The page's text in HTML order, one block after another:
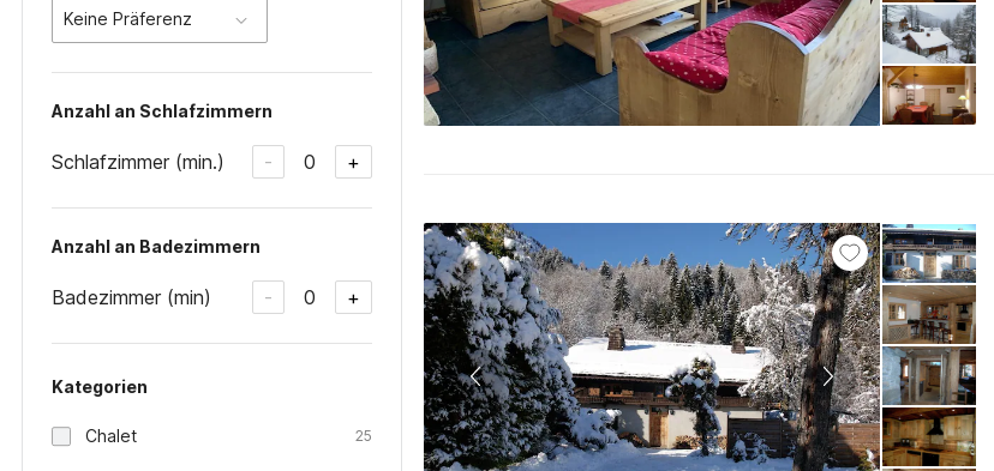
Keine Präferenz
Anzahl an Schlafzimmern
Schlafzimmer (min.) - 0 +
Anzahl an Badezimmern
Badezimmer (min) - 0 +
Kategorien
Chalet 25